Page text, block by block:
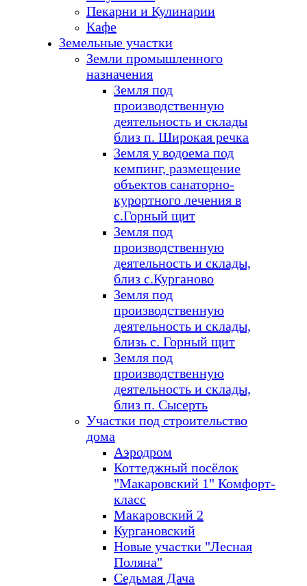
Пекарни и Кулинарии
Кафе
Земельные участки
Земли промышленного
назначения
Земля под
производственную
деятельность и склады
близ п. Широкая речка
Земля у водоема под
кемпинг, размещение
объектов санаторно-
курортного лечения в
с.Горный щит
Земля под
производственную
деятельность и склады,
близ с.Курганово
Земля под
производственную
деятельность и склады,
близь с. Горный щит
Земля под
производственную
деятельность и склады,
близ п. Сысерть
Участки под строительство
дома
Аэродром
Коттеджный посёлок
"Макаровский 1" Комфорт-
класс
Макаровский 2
Кургановский
Новые участки "Лесная
Поляна"
Седьмая Дача